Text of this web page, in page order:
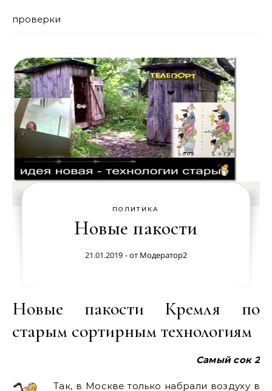
проверки
ПОЛИТИКА
Новые пакости
21.01.2019 - от Модератор2
Новые пакости Кремля по
старым сортирным технологиям
Самый сок 2
Так, в Москве только набрали воздуху в